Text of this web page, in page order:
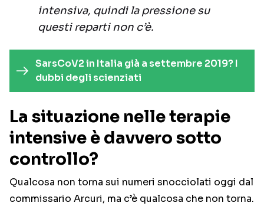
intensiva, quindi la pressione su
questi reparti non c’è.
SarsCoV2 in Italia già a settembre 2019? I
dubbi degli scienziati
La situazione nelle terapie
intensive è davvero sotto
controllo?
Qualcosa non torna sui numeri snocciolati oggi dal
commissario Arcuri, ma c’è qualcosa che non torna.